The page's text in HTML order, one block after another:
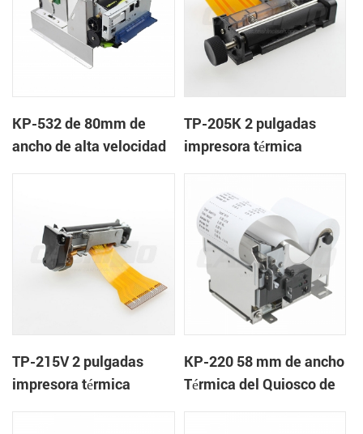
KP-532 de 80mm de
ancho de alta velocidad
TP-205K 2 pulgadas
impresora térmica
TP-215V 2 pulgadas
impresora térmica
KP-220 58 mm de ancho
Térmica del Quiosco de